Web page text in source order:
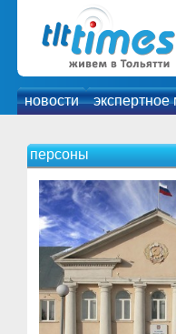
новости
персоны